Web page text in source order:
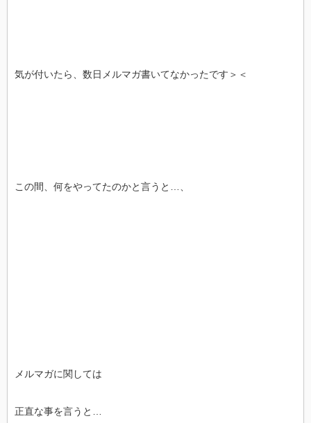
気が付いたら、数日メルマガ書いてなかったです＞＜
この間、何をやってたのかと言うと…、
メルマガに関しては
正直な事を言うと…